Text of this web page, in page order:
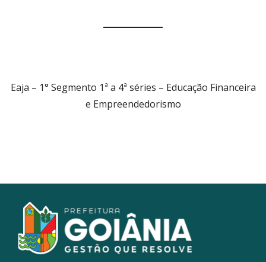
Eaja – 1° Segmento 1ª a 4ª séries – Educação Financeira
e Empreendedorismo